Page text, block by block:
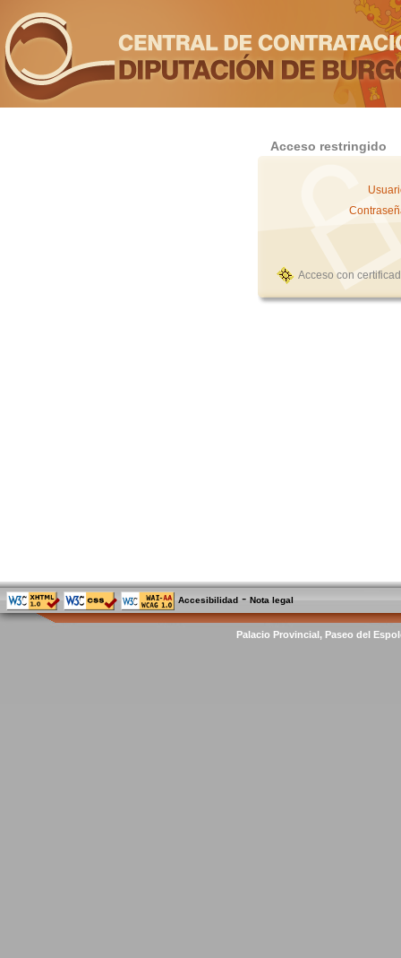
Acceso restringido
Acceso con
Accesibilidad -Nota legal
Palacio Provincial, Paseo del